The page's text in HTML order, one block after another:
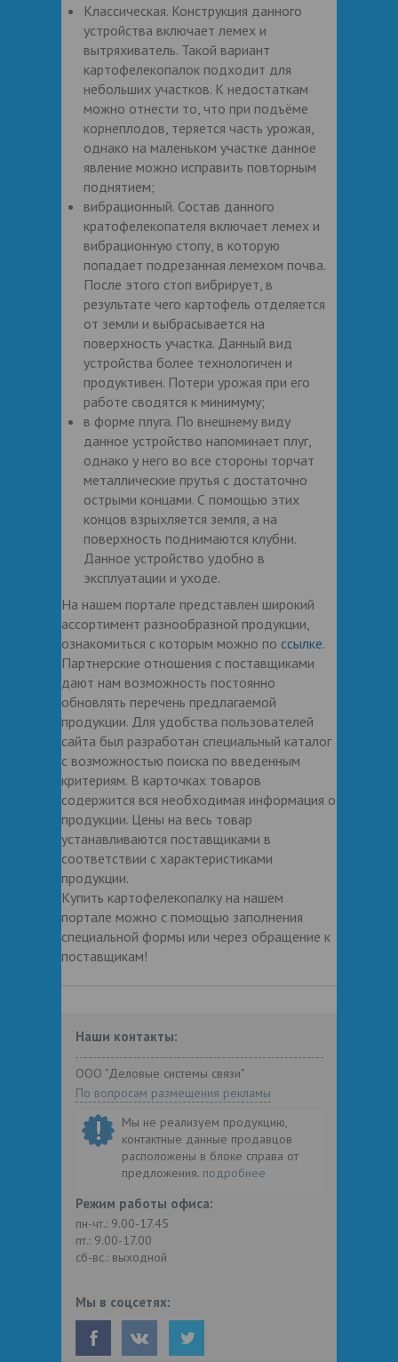
Классическая. Конструкция данного
устройства включает лемех и
вытряхиватель. Такой вариант
картофелекопалок подходит для
небольших участков. К недостаткам
можно отнести то, что при подъёме
корнеплодов, теряется часть урожая,
однако на маленьком участке данное
явление можно исправить повторным
поднятием;
вибрационный. Состав данного
кратофелекопателя включает лемех и
вибрационную стопу, в которую
попадает подрезанная лемехом почва.
После этого стоп вибрирует, в
результате чего картофель отделяется
от земли и выбрасывается на
поверхность участка. Данный вид
устройства более технологичен и
продуктивен. Потери урожая при его
работе сводятся к минимуму;
в форме плуга. По внешнему виду
данное устройство напоминает плуг,
однако у него во все стороны торчат
металлические прутья с достаточно
острыми концами. С помощью этих
концов взрыхляется земля, а на
поверхность поднимаются клубни.
Данное устройство удобно в
эксплуатации и уходе.
На нашем портале представлен широкий
ассортимент разнообразной продукции,
ознакомиться с которым можно по ссылке.
Партнерские отношения с поставщиками
дают нам возможность постоянно
обновлять перечень предлагаемой
продукции. Для удобства пользователей
сайта был разработан специальный каталог
с возможностью поиска по введенным
критериям. В карточках товаров
содержится вся необходимая информация о
продукции. Цены на весь товар
устанавливаются поставщиками в
соответствии с характеристиками
продукции.
Купить картофелекопалку на нашем
портале можно с помощью заполнения
специальной формы или через обращение к
поставщикам!
Наши контакты:
ООО "Деловые системы связи"
По вопросам размещения рекламы
Мы не реализуем продукцию,
контактные данные продавцов
расположены в блоке справа от
предложения. подробнее
Режим работы офиса:
пн-чт.: 9.00-17.45
пт.: 9.00-17.00
сб-вс.: выходной
Мы в соцсетях: